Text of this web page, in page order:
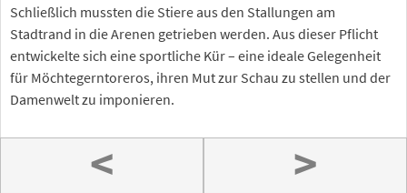
Schließlich mussten die Stiere aus den Stallungen am
Stadtrand in die Arenen getrieben werden. Aus dieser Pflicht
entwickelte sich eine sportliche Kür – eine ideale Gelegenheit
für Möchtegerntoreros, ihren Mut zur Schau zu stellen und der
Damenwelt zu imponieren.
< >